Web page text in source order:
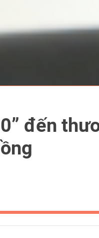
đến